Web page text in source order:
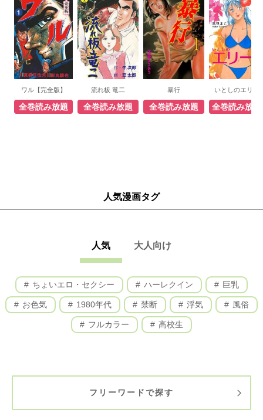
ワル【完全版】
全巻読み放題
流れ板 竜二
全巻読み放題
暴行
全巻読み放題
いとしのエリー
全巻読み放題
人気漫画タグ
人気 大人向け
ちょいエロ・セクシー ハーレクイン 巨乳
お色気 1980年代 禁断 浮気 風俗
フルカラー 高校生
フリーワードで探す